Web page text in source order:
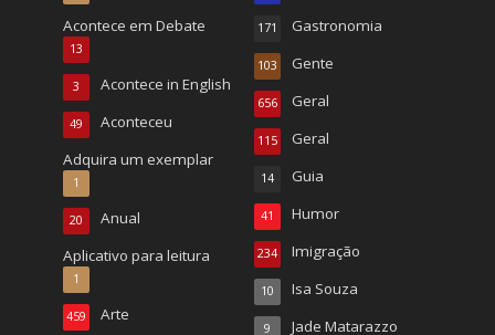
Acontece em Debate
13
Acontece in English
3
Aconteceu
49
Adquira um exemplar
1
Anual
20
Aplicativo para leitura
1
Arte
459
Gastronomia
171
Gente
103
Geral
656
Geral
115
Guia
14
Humor
41
Imigração
234
Isa Souza
10
Jade Matarazzo
9